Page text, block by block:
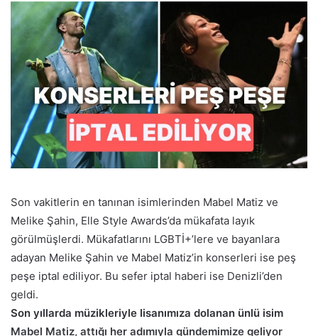
Son vakitlerin en tanınan isimlerinden Mabel Matiz ve
Melike Şahin, Elle Style Awards’da mükafata layık
görülmüşlerdi. Mükafatlarını LGBTİ+’lere ve bayanlara
adayan Melike Şahin ve Mabel Matiz’in konserleri ise peş
peşe iptal ediliyor. Bu sefer iptal haberi ise Denizli’den
geldi.
Son yıllarda müzikleriyle lisanımıza dolanan ünlü isim
Mabel Matiz, attığı her adımıyla gündemimize geliyor